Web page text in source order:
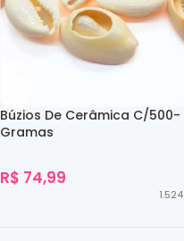
Búzios De Cerâmica C/500-
Gramas
R$ 74,99
1.524